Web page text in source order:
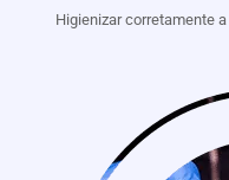
Higienizar corretamente